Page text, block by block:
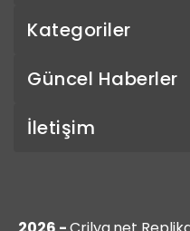
Kategoriler
Güncel Haberler
İletişim